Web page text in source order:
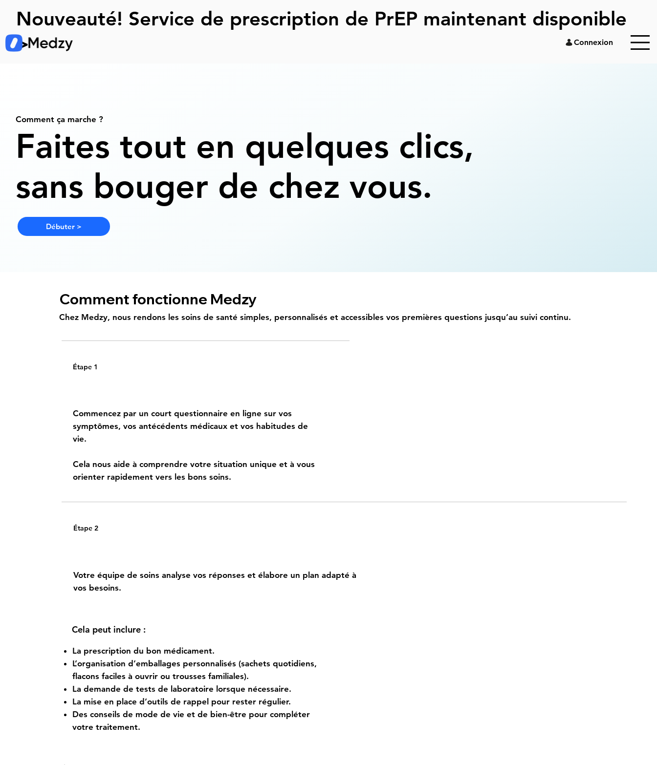
Nouveauté! Service de prescription de PrEP maintenant disponible
>
Connexion
Comment ça marche ?
Faites tout en quelques clics,
sans bouger de chez vous.
Débuter >
Étape 2
Votre équipe de soins analyse vos réponses et élabore un plan adapté à
vos besoins.
Cela peut inclure :
La prescription du bon médicament.
L’organisation d’emballages personnalisés (sachets quotidiens,
flacons faciles à ouvrir ou trousses familiales).
La demande de tests de laboratoire lorsque nécessaire.
La mise en place d’outils de rappel pour rester régulier.
Des conseils de mode de vie et de bien-être pour compléter
votre traitement.
Étape 1
Commencez par un court questionnaire en ligne sur vos
symptômes, vos antécédents médicaux et vos habitudes de
vie.
Cela nous aide à comprendre votre situation unique et à vous
orienter rapidement vers les bons soins.
Comment fonctionne Medzy
Chez Medzy, nous rendons les soins de santé simples, personnalisés et accessibles vos premières questions jusqu’au suivi continu.